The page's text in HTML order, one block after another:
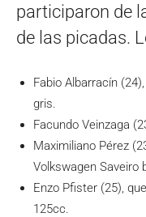
participaron de
de las picadas.
Fabio Albarracín
gris.
Facundo Veinzaga
Maximiliano Pérez
Volkswagen Saveiro
Enzo Pfister (25),
125cc.